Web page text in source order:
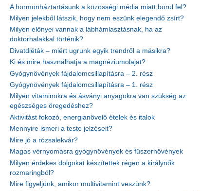
A hormonháztartásunk a közösségi média miatt borul fel?
Milyen jelekből látszik, hogy nem eszünk elegendő zsírt?
Milyen előnyei vannak a lábhámlasztásnak, ha az
doktorhalakkal történik?
Divatdiéták – miért ugrunk egyik trendről a másikra?
Ki és mire használhatja a magnéziumolajat?
Gyógynövények fájdalomcsillapításra – 2. rész
Gyógynövények fájdalomcsillapításra – 1. rész
Milyen vitaminokra és ásványi anyagokra van szükség az
egészséges öregedéshez?
Aktivitást fokozó, energianövelő ételek és italok
Mennyire ismeri a teste jelzéseit?
Mire jó a rózsalekvár?
Magas vérnyomásra gyógynövények és fűszernövények
Milyen érdekes dolgokat készítettek régen a királynők
rozmaringból?
Mire figyeljünk, amikor multivitamint veszünk?